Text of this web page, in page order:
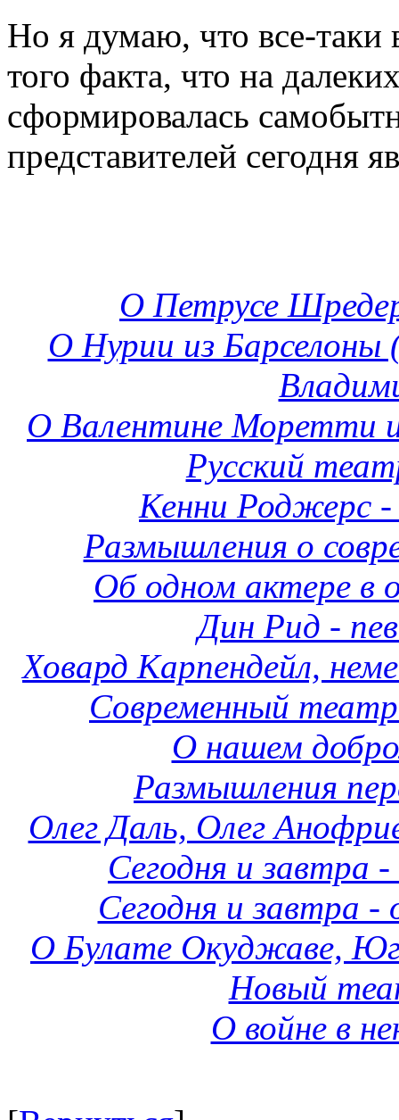
Но я думаю, что все-таки
того факта, что на
сформировалась
представителей сегодня
О Петрусе
О Нурии из
О Валентине Моретти
Русский
Кенни Роджерс
Размышления о
Об одном актере в
Дин Рид -
Ховард Карпендейл,
Современный
О нашем
Размышления
Олег Даль, Олег
Сегодня и завтра
Сегодня и завтра
О Булате Окуджаве,
Новый
О войне в